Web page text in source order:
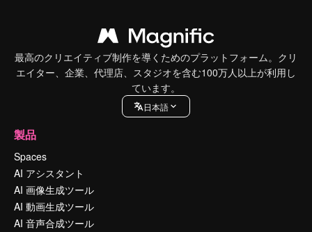
最高のクリエイティブ制作を導くためのプラットフォーム。クリ
エイター、企業、代理店、スタジオを含む100万人以上が利用し
ています。
日本語
製品
Spaces
AI アシスタント
AI 画像生成ツール
AI 動画生成ツール
AI 音声合成ツール